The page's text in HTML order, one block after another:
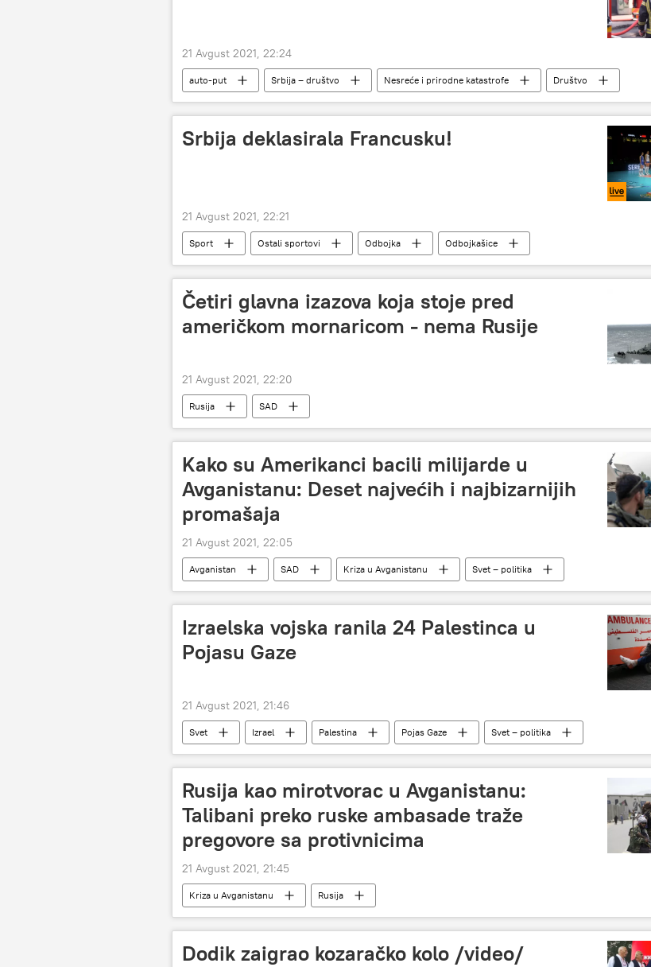
21 Avgust 2021, 22:24
auto-put Srbija – društvo Nesreće i prirodne katastrofe Društvo
Srbija deklasirala Francusku!
21 Avgust 2021, 22:21
Sport Ostali sportovi Odbojka
Odbojkašice
Evropsko prvenstvo u odbojci
Evropsko prvenstvo u odbojci za žene 2021
Četiri glavna izazova koja stoje pred
američkom mornaricom - nema Rusije
21 Avgust 2021, 22:20
Rusija SAD
Kako su Amerikanci bacili milijarde u
Avganistanu: Deset najvećih i najbizarnijih
promašaja
21 Avgust 2021, 22:05
Avganistan SAD Kriza u Avganistanu Svet – politika
Izraelska vojska ranila 24 Palestinca u
Pojasu Gaze
21 Avgust 2021, 21:46
Svet Izrael Palestina Pojas Gaze Svet – politika
Rusija kao mirotvorac u Avganistanu:
Talibani preko ruske ambasade traže
pregovore sa protivnicima
21 Avgust 2021, 21:45
Kriza u Avganistanu Rusija
Dodik zaigrao kozaračko kolo /video/